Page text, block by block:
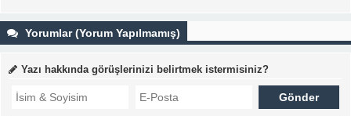
Yorumlar (Yorum Yapılmamış)
Yazı hakkında görüşlerinizi belirtmek istermisiniz?